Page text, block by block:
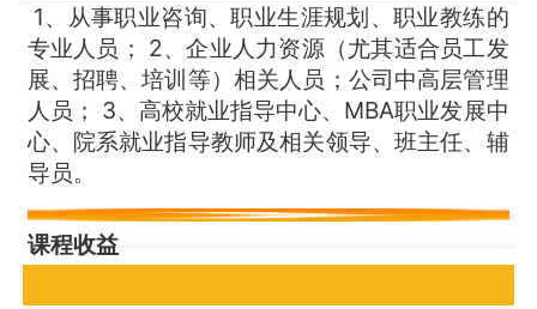
1、从事职业咨询、职业生涯规划、职业教练的
专业人员； 2、企业人力资源（尤其适合员工发
展、招聘、培训等）相关人员；公司中高层管理
人员； 3、高校就业指导中心、MBA职业发展中
心、院系就业指导教师及相关领导、班主任、辅
导员。
课程收益